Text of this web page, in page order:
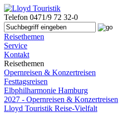
Telefon 0471/9 72 32-0
Reisethemen
Service
Kontakt
Reisethemen
Opernreisen & Konzertreisen
Festtagsreisen
Elbphilharmonie Hamburg
2027 - Opernreisen & Konzertreisen
Lloyd Touristik Reise-Vielfalt